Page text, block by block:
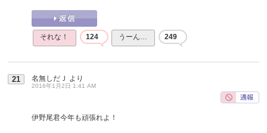
それな！ 124 うーん… 249
21 名無しだＪ より
2016年1月2日 1:41 AM
伊野尾君今年も頑張れよ！